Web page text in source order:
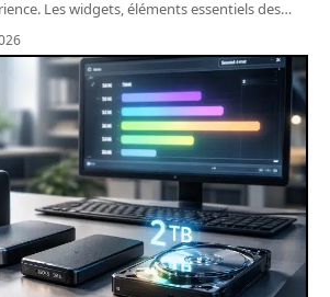
Les widgets, éléments essentiels des…